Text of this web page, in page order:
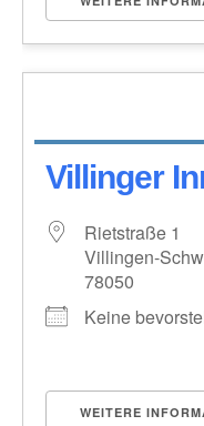
Villinger
Rietstraße 1
Villingen-
78050
Keine
WEITERE